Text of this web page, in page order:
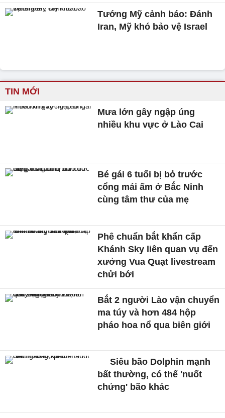
Tướng Mỹ cảnh báo: Đánh
Iran, Mỹ khó bảo vệ Israel
TIN MỚI
Mưa lớn gây ngập úng
nhiều khu vực ở Lào Cai
Bé gái 6 tuổi bị bỏ trước
cổng mái ấm ở Bắc Ninh
cùng tâm thư của mẹ
Phê chuẩn bắt khẩn cấp
Khánh Sky liên quan vụ đến
xưởng Vua Quạt livestream
chửi bới
Bắt 2 người Lào vận chuyển
ma túy và hơn 484 hộp
pháo hoa nổ qua biên giới
Siêu bão Dolphin mạnh
bất thường, có thể 'nuốt
chửng' bão khác